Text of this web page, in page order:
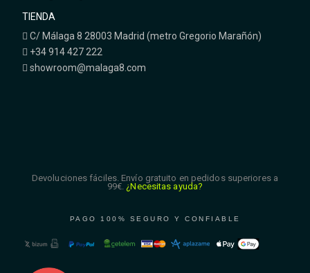
TIENDA
C/ Málaga 8 28003 Madrid (metro Gregorio Marañón)
+34 914 427 222
showroom@malaga8.com
Devoluciones fáciles. Envío gratuito en pedidos superiores a
99€. ¿Necesitas ayuda?
PAGO 100% SEGURO Y CONFIABLE